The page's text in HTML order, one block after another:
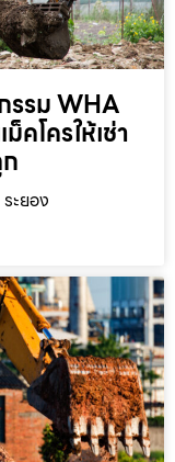
รรม WHA
คโครให้เช่า
ะยอง